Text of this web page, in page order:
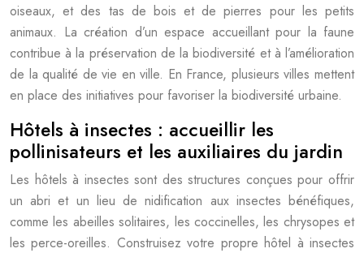
oiseaux, et des tas de bois et de pierres pour les petits
animaux. La création d’un espace accueillant pour la faune
contribue à la préservation de la biodiversité et à l’amélioration
de la qualité de vie en ville. En France, plusieurs villes mettent
en place des initiatives pour favoriser la biodiversité urbaine.
Hôtels à insectes : accueillir les
pollinisateurs et les auxiliaires du jardin
Les hôtels à insectes sont des structures conçues pour offrir
un abri et un lieu de nidification aux insectes bénéfiques,
comme les abeilles solitaires, les coccinelles, les chrysopes et
les perce-oreilles. Construisez votre propre hôtel à insectes